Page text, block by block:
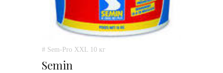
# Sem-Pro XXL 10 кг
Semin